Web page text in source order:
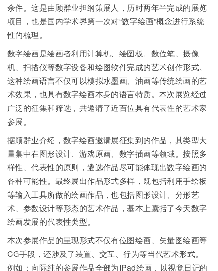
余件。这是由顾群业担纲策展人，历时两年半完成的展览
项目，也是国内学术界第一次对“数字绘画”概念进行系统
性的梳理。
数字绘画是绘画者利用计算机、绘图板、数位笔、摄像
机、扫描仪等数字设备和绘图软件完成的艺术创作形式。
这种绘画语言不仅可以模拟水墨画、油画等传统绘画的艺
术效果，也具有数字绘画本身的语言特质。本次展览经过
广泛的征集和筛选，共邀请了近百位具有代表性的艺术家
参展。
据顾群业介绍，数字绘画邀请展征集到的作品，其类型大
量集中在图形设计、游戏原画、数字插画等领域。按照多
样性、代表性的原则，遴选作品尽可能体现出数字绘画的
各种可能性。最终展出作品形式多样，既包括利用手绘板
等输入工具所做的绘画作品，也包括图形设计、分形艺
术、参数设计等形态的艺术作品，基本上囊括了今天数字
绘画发展的代表性类型。
本次参展作品的呈现形式不仅有位图绘画、矢量图绘画等
CG手段，还涉及了装置、交互、行为等当代艺术形式。
例如：向际纯的参展作品全部为IPad绘画，以视觉日记的